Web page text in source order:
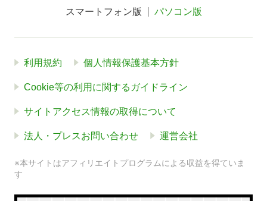
スマートフォン版 パソコン版
利用規約 個人情報保護基本方針
Cookie等の利用に関するガイドライン
サイトアクセス情報の取得について
法人・プレスお問い合わせ 運営会社
※本サイトはアフィリエイトプログラムによる収益を得ていま
す